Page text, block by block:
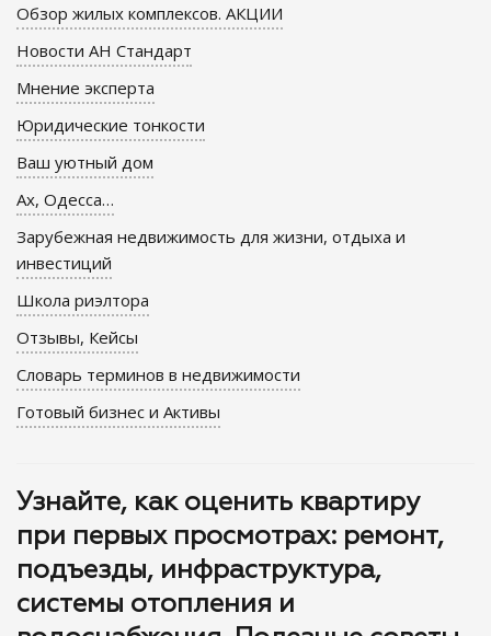
Обзор жилых комплексов. АКЦИИ
Новости АН Стандарт
Мнение эксперта
Юридические тонкости
Ваш уютный дом
Ах, Одесса…
Зарубежная недвижимость для жизни, отдыха и
инвестиций
Школа риэлтора
Отзывы, Кейсы
Словарь терминов в недвижимости
Готовый бизнес и Активы
Узнайте, как оценить квартиру
при первых просмотрах: ремонт,
подъезды, инфраструктура,
системы отопления и